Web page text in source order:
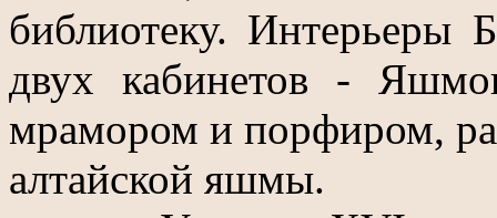
библиотеку. Интерьеры
двух кабинетов -
мрамором и порфиром,
алтайской яшмы.